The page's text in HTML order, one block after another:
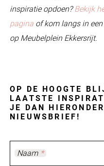
inspiratie opdoen? Bekijk
pagina of kom langs in
op Meubelplein Ekkersrijt.
OP DE HOOGTE
LAATSTE
JE DAN
NIEUWSBRIEF!
Naam *